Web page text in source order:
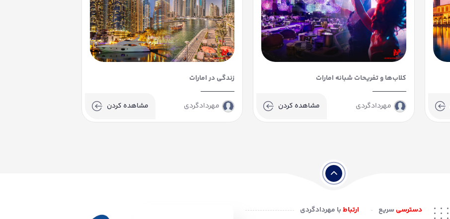
کلاب‌ها و تفریحات شبانه امارات
مهردادگردی مشاهده کردن
زندگی در امارات
مهردادگردی مشاهده کردن
دسترسی سریع ارتباطبا مهردادگردی